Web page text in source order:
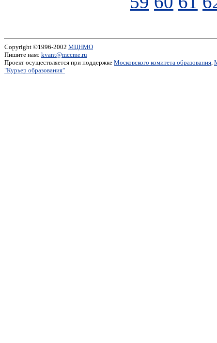
Copyright ©1996-2002 МЦНМО
Пишите нам: kvant@mccme.ru
Проект осуществляется при поддержке Московского комитета образования,
"Курьер образования"